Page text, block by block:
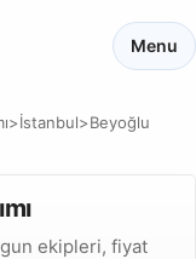
Menu
>İstanbul>Beyoğlu
ekipleri, fiyat